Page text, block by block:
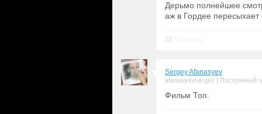
Дерьмо полнейшее
аж в Гордее пересыхает
Sergey Afanasyev
afanasyevsergey Постоянный
Фильм Топ.